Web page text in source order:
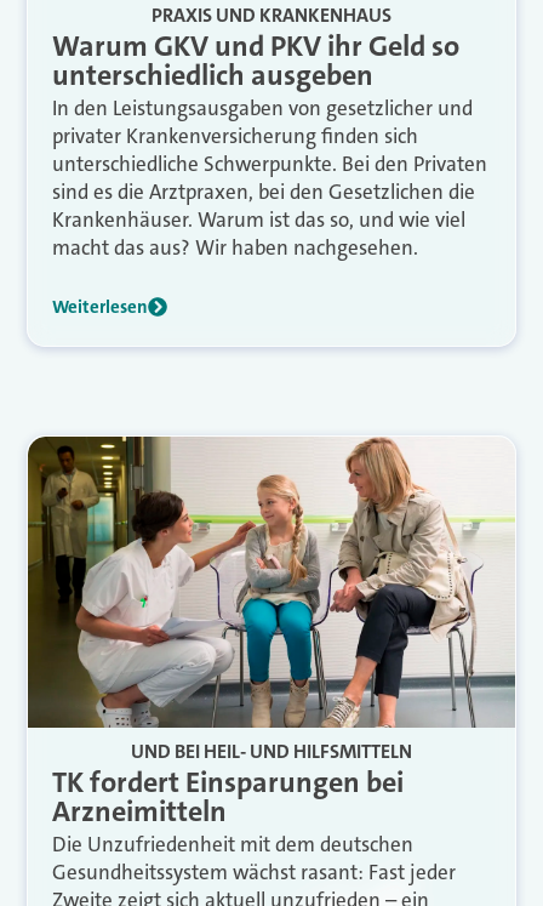
PRAXIS UND KRANKENHAUS
Warum GKV und PKV ihr Geld so
unterschiedlich ausgeben
In den Leistungsausgaben von gesetzlicher und
privater Krankenversicherung finden sich
unterschiedliche Schwerpunkte. Bei den Privaten
sind es die Arztpraxen, bei den Gesetzlichen die
Krankenhäuser. Warum ist das so, und wie viel
macht das aus? Wir haben nachgesehen.
Weiterlesen
UND BEI HEIL- UND HILFSMITTELN
TK fordert Einsparungen bei
Arzneimitteln
Die Unzufriedenheit mit dem deutschen
Gesundheitssystem wächst rasant: Fast jeder
Zweite zeigt sich aktuell unzufrieden – ein